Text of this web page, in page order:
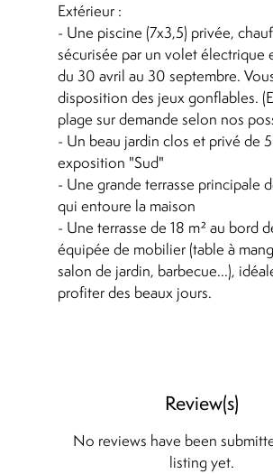
Extérieur :
- Une piscine (7x3,5) privée,
sécurisée par un volet électrique
du 30 avril au 30 septembre.
disposition des jeux gonflables.
plage sur demande selon nos
- Un beau jardin clos et privé de
exposition "Sud"
- Une grande terrasse principale
qui entoure la maison
- Une terrasse de 18 m² au bord
équipée de mobilier (table à
salon de jardin, barbecue...),
profiter des beaux jours.
Review(s)
No reviews have been
listing yet.